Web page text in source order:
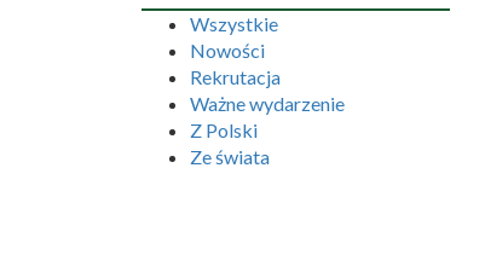
Wszystkie
Nowości
Rekrutacja
Ważne wydarzenie
Z Polski
Ze świata